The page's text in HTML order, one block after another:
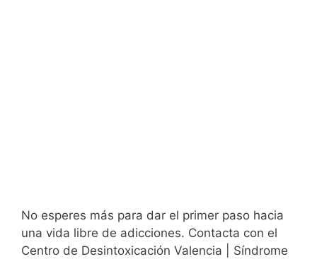
No esperes más para dar el primer paso hacia
una vida libre de adicciones. Contacta con el
Centro de Desintoxicación Valencia | Síndrome